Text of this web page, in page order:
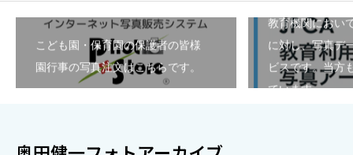
こども園・保育園の保護者の皆様
園行事の写真注文はこちらです。
教育機関におい
に対し、写真デ
ビスです。当方
ています。